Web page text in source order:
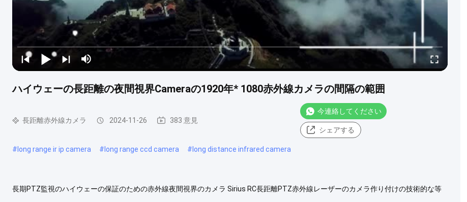
ハイウェーの長距離の夜間視界Cameraの1920年* 1080赤外線カメラの間隔の範囲
長距離赤外線カメラ 2024-11-26 383 意見
今連絡してください
シェアする
#long range ir ip camera #long range ccd camera #long distance infrared camera
長期PTZ監視のハイウェーの保証のための赤外線夜間視界のカメラ Sirius RC長距離PTZ赤外線レーザーのカメラ作り付けの技術的な等